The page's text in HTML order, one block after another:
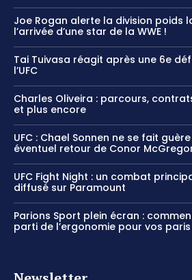
Joe Rogan alerte la division poids
l’arrivée d’une star de la WWE !
Tai Tuivasa réagit après une 6e
l’UFC
Charles Oliveira : parcours,
et plus encore
UFC : Chael Sonnen ne se fait
éventuel retour de Conor
UFC Fight Night : un combat
diffusé sur Paramount
Parions Sport plein écran :
parti de l’ergonomie pour vos